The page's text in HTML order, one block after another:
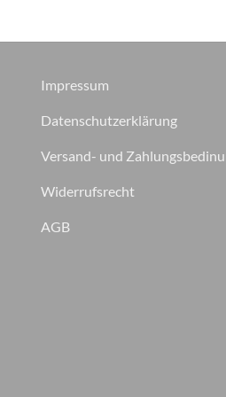
Impressum
Datenschutzerklärung
Versand- und
Widerrufsrecht
AGB